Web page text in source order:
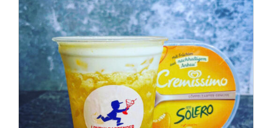
IN DEN WARENKORB / DETAILS